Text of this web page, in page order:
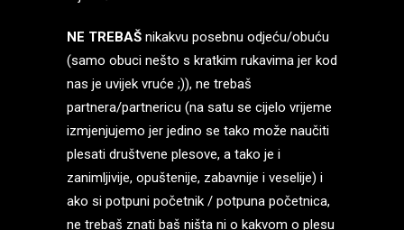
NE TREBAŠ nikakvu posebnu odjeću/obuću
(samo obuci nešto s kratkim rukavima jer kod
nas je uvijek vruće ;)), ne trebaš
partnera/partnericu (na satu se cijelo vrijeme
izmjenjujemo jer jedino se tako može naučiti
plesati društvene plesove, a tako je i
zanimljivije, opuštenije, zabavnije i veselije) i
ako si potpuni početnik / potpuna početnica,
ne trebaš znati baš ništa ni o kakvom o plesu